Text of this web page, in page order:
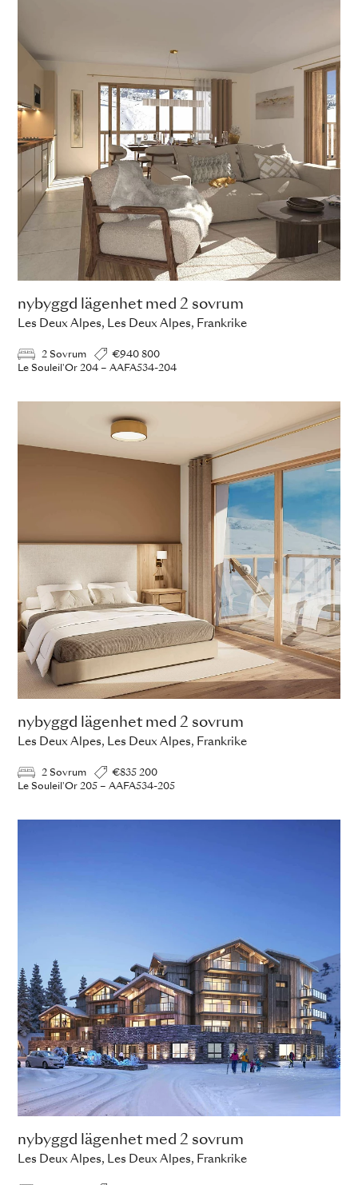
nybyggd lägenhet med 2 sovrum
Les Deux Alpes, Les Deux Alpes, Frankrike
2 Sovrum
€940 800
Le Souleil'Or 204 – AAFA534-204
nybyggd lägenhet med 2 sovrum
Les Deux Alpes, Les Deux Alpes, Frankrike
2 Sovrum
€835 200
Le Souleil'Or 205 – AAFA534-205
nybyggd lägenhet med 2 sovrum
Les Deux Alpes, Les Deux Alpes, Frankrike